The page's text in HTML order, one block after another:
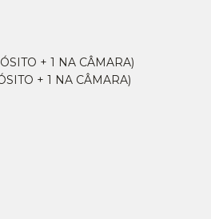
+ 1 NA CÂMARA)
+ 1 NA CÂMARA)